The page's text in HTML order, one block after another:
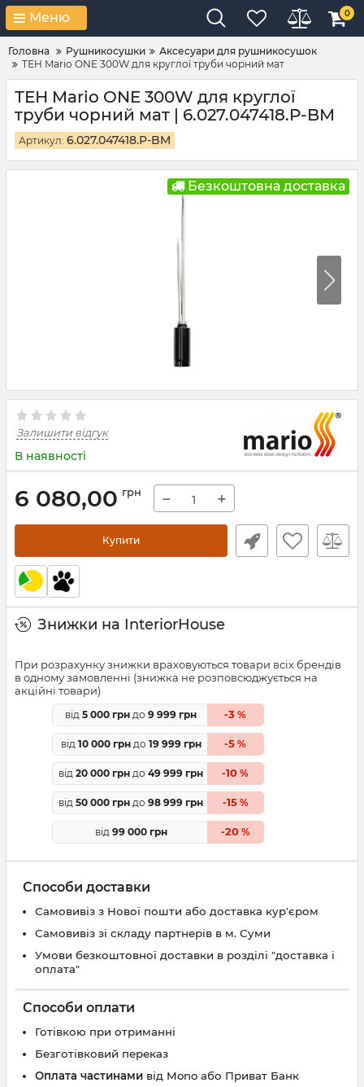
Меню 0
Головна Рушникосушки
Аксесуари для рушникосушок
ТЕН Mario ONE 300W для круглої труби чорний мат
ТЕН Mario ONE 300W для круглої
труби чорний мат | 6.027.047418.P-BM
Артикул: 6.027.047418.P-BM
Безкоштовна доставка
Залишити відгук
В наявності
6 080,00 грн − +
Купити
Знижки на InteriorHouse
При розрахунку знижки враховуються товари всіх брендів
в одному замовленні (знижка не розповсюджується на
акційні товари)
від 5 000 грн до 9 999 грн -3 %
від 10 000 грндо 19 999 грн -5 %
від 20 000 грн до 49 999 грн -10 %
від 50 000 грн до 98 999 грн -15%
від 99 000 грн -20%
Способи доставки
Самовивіз з Нової пошти або доставка кур'єром
Самовивіз зі складу партнерів в м. Суми
Умови безкоштовної доставки в розділі "доставка і
оплата"
Способи оплати
Готівкою при отриманні
Безготівковий переказ
Оплата частинами від Mono або Приват Банк